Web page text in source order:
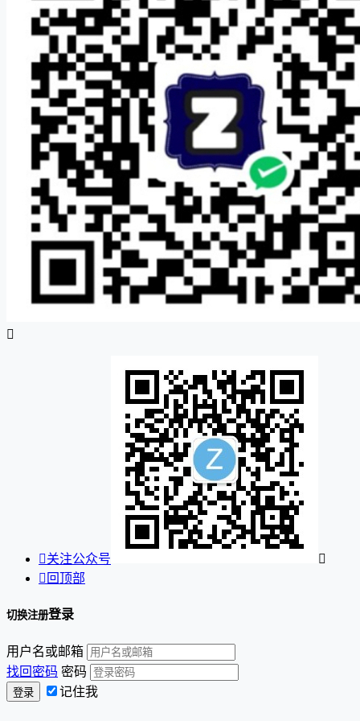

关注公众号

 回顶部
切换注册登录
用户名或邮箱
找回密码 密码
记住我